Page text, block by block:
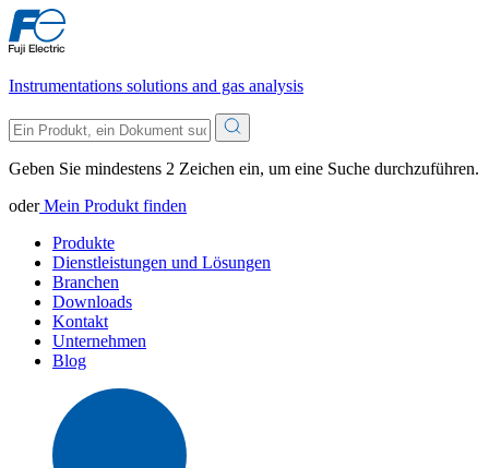
Instrumentations solutions and gas analysis
Geben Sie mindestens 2 Zeichen ein, um eine Suche durchzuführen.
oderMein Produkt finden
Produkte
Dienstleistungen und Lösungen
Branchen
Downloads
Kontakt
Unternehmen
Blog